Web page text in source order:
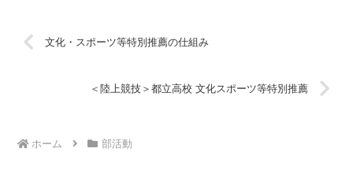
文化・スポーツ等特別推薦の仕組み
＜陸上競技＞都立高校 文化スポーツ等特別推薦
ホーム 部活動